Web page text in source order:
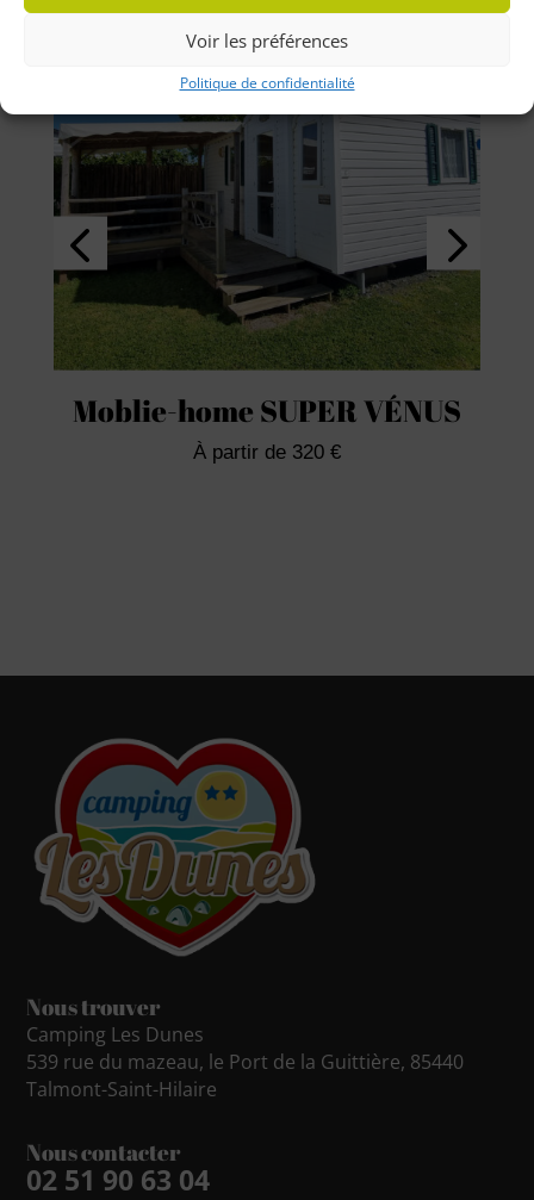
Voir les préférences
Politique de confidentialité
Moblie-home SUPER VÉNUS
Àpartir de 320 €
Nous trouver
Camping Les Dunes
539 rue du mazeau, le Port de la Guittière, 85440
Talmont-Saint-Hilaire
Nous contacter
02 51 90 63 04